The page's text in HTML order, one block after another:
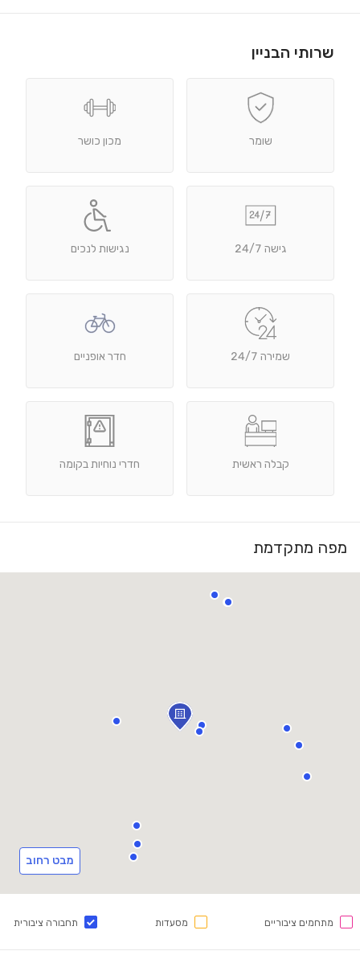
שרותי הבניין
שומר מכון כושר
גישה 24/7 נגישות לנכים
שמירה 24/7 חדר אופניים
קבלה ראשית חדרי נוחיות בקומה
מפה מתקדמת
מבט רחוב
מתחמים ציבוריים מסעדות תחבורה ציבורית